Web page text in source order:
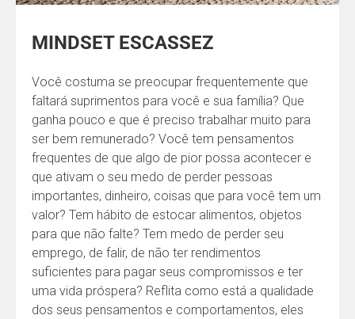
MINDSET ESCASSEZ
Você costuma se preocupar frequentemente que
faltará suprimentos para você e sua família? Que
ganha pouco e que é preciso trabalhar muito para
ser bem remunerado? Você tem pensamentos
frequentes de que algo de pior possa acontecer e
que ativam o seu medo de perder pessoas
importantes, dinheiro, coisas que para você tem um
valor? Tem hábito de estocar alimentos, objetos
para que não falte? Tem medo de perder seu
emprego, de falir, de não ter rendimentos
suficientes para pagar seus compromissos e ter
uma vida próspera? Reflita como está a qualidade
dos seus pensamentos e comportamentos, eles